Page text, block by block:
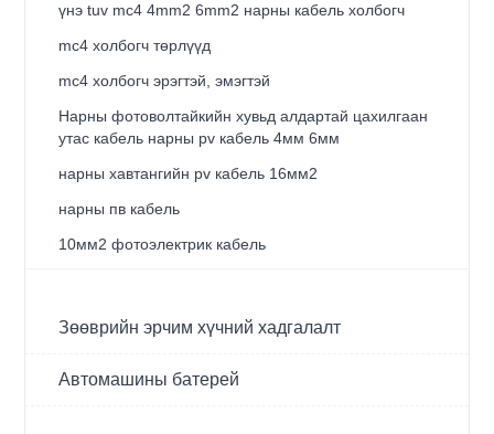
үнэ tuv mc4 4mm2 6mm2 нарны кабель холбогч
mc4 холбогч төрлүүд
mc4 холбогч эрэгтэй, эмэгтэй
Нарны фотоволтайкийн хувьд алдартай цахилгаан
утас кабель нарны pv кабель 4мм 6мм
нарны хавтангийн pv кабель 16мм2
нарны пв кабель
10мм2 фотоэлектрик кабель
Зөөврийн эрчим хүчний хадгалалт
Автомашины батерей